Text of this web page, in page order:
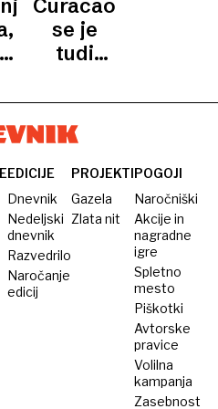
prvenstvo
prispeli
Curacao
se je
tudi
selektorja
uvrstil
na
svetovno
prvenstvo
EDICIJE
Dnevnik
Nedeljski
dnevnik
Razvedrilo
Naročanje
edicij
PROJEKTI
Gazela
Zlata nit
POGOJI
Naročniški
Akcije in
nagradne
igre
Spletno
mesto
Piškotki
Avtorske
pravice
Volilna
kampanja
Zasebnost